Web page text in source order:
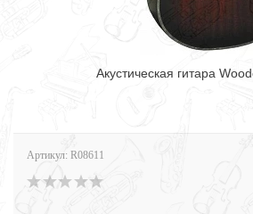
Акустическая гитара
Артикул: R08611